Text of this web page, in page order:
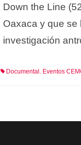
Down the Line
Oaxaca y que se
investigación
Documental Eventos